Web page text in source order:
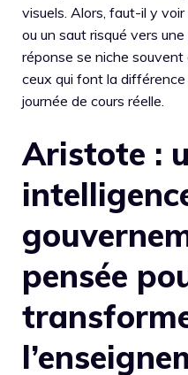
visuels. Alors, faut-il y voir
ou un saut risqué vers
réponse se niche
ceux qui font la
journée de cours réelle.
Aristote :
pensée